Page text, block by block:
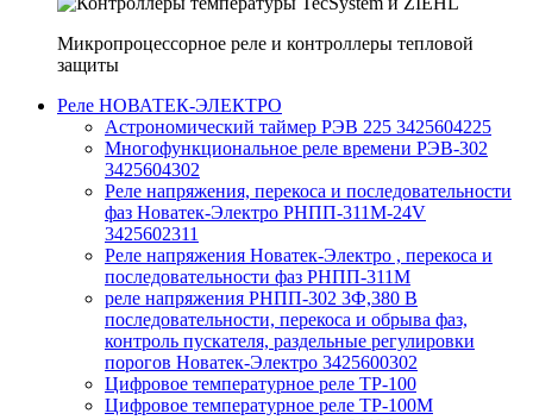
Микропроцессорное реле и контроллеры тепловой
защиты
Реле НОВАТЕК-ЭЛЕКТРО
Астрономический таймер РЭВ 225 3425604225
Многофункциональное реле времени РЭВ-302
3425604302
Реле напряжения, перекоса и последовательности
фаз Новатек-Электро РНПП-311М-24V
3425602311
Реле напряжения Новатек-Электро , перекоса и
последовательности фаз РНПП-311М
реле напряжения РНПП-302 3Ф,380 В
последовательности, перекоса и обрыва фаз,
контроль пускателя, раздельные регулировки
порогов Новатек-Электро 3425600302
Цифровое температурное реле ТР-100
Цифровое температурное реле ТР-100М